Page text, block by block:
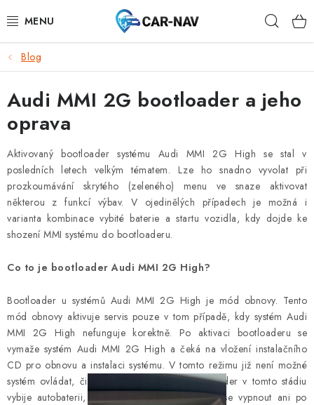
na
AUDI
BMW
FORD
CHEVROLET
MAZDA
MERCEDES-BENZ
OPEL
PORSCHE
RENAULT
Blog
Audi MMI 2G bootloader a jeho
oprava
Aktivovaný bootloader systému Audi MMI 2G High se stal v
posledních letech velkým tématem. Lze ho snadno vyvolat při
prozkoumávání skrytého (zeleného) menu ve snaze aktivovat
některou z funkcí výbav. V ojedinělých případech je možná i
varianta kombinace vybité baterie a startu vozidla, kdy dojde ke
shození MMI systému do bootloaderu.
Co to je bootloader Audi MMI 2G High?
Bootloader u systémů Audi MMI 2G High je mód obnovy. Tento
mód obnovy aktivuje servis pouze v tom případě, kdy systém Audi
MMI 2G High nefunguje korektně. Po aktivaci bootloaderu se
vymaže systém Audi MMI 2G High a čeká na vložení instalačního
CD pro obnovu a instalaci systému. V tomto režimu již není možné
systém ovládat, či vypnout a aktivovaný bootloader v tomto stádiu
vybije autobaterii, jelikož systém není schopen se vypnout ani po